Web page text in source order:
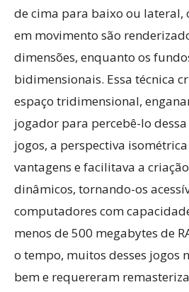
de cima para baixo ou lateral,
em movimento são
dimensões, enquanto os
bidimensionais. Essa técnica
espaço tridimensional,
jogador para percebê-lo
jogos, a perspectiva
vantagens e facilitava a
dinâmicos, tornando-os
computadores com
menos de 500 megabytes de
o tempo, muitos desses jogos
bem e requereram